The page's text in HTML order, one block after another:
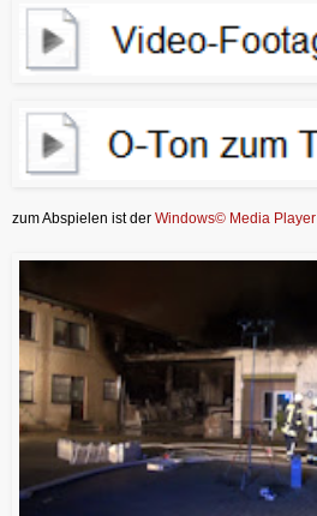
zum Abspielen ist der Windows© Media Player